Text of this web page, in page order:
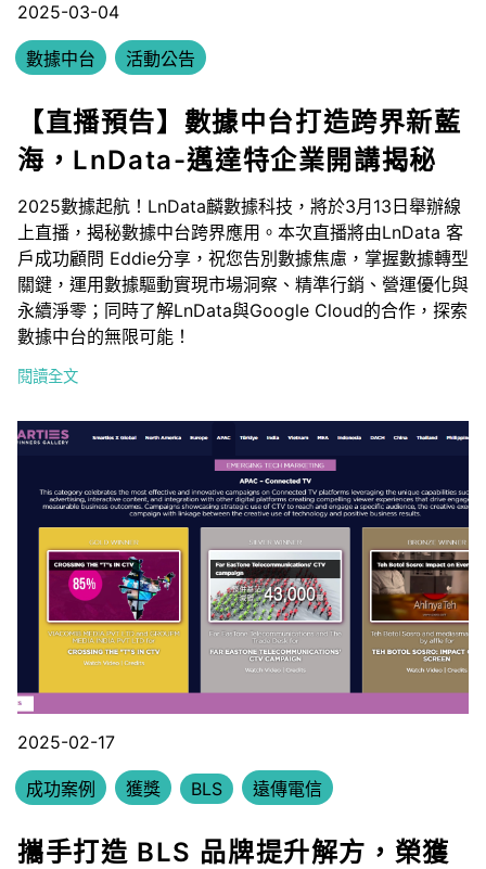
2025-03-04
數據中台 活動公告
【直播預告】數據中台打造跨界新藍
海，LnData-邁達特企業開講揭秘
2025數據起航！LnData麟數據科技，將於3月13日舉辦線
上直播，揭秘數據中台跨界應用。本次直播將由LnData 客
戶成功顧問 Eddie分享，祝您告別數據焦慮，掌握數據轉型
關鍵，運用數據驅動實現市場洞察、精準行銷、營運優化與
永續淨零；同時了解LnData與Google Cloud的合作，探索
數據中台的無限可能！
閱讀全文
2025-02-17
成功案例 獲獎 BLS 遠傳電信
攜手打造 BLS 品牌提升解方，榮獲